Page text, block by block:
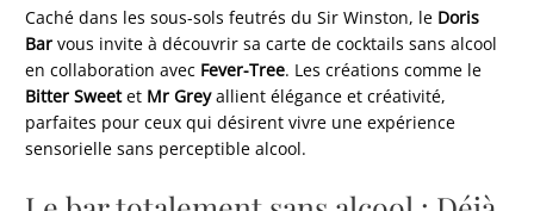
Caché dans les sous-sols feutrés du Sir Winston, le Doris
Bar vous invite à découvrir sa carte de cocktails sans alcool
en collaboration avec Fever-Tree. Les créations comme le
Bitter Sweetet Mr Greyallient élégance et créativité,
parfaites pour ceux qui désirent vivre une expérience
sensorielle sans perceptible alcool.